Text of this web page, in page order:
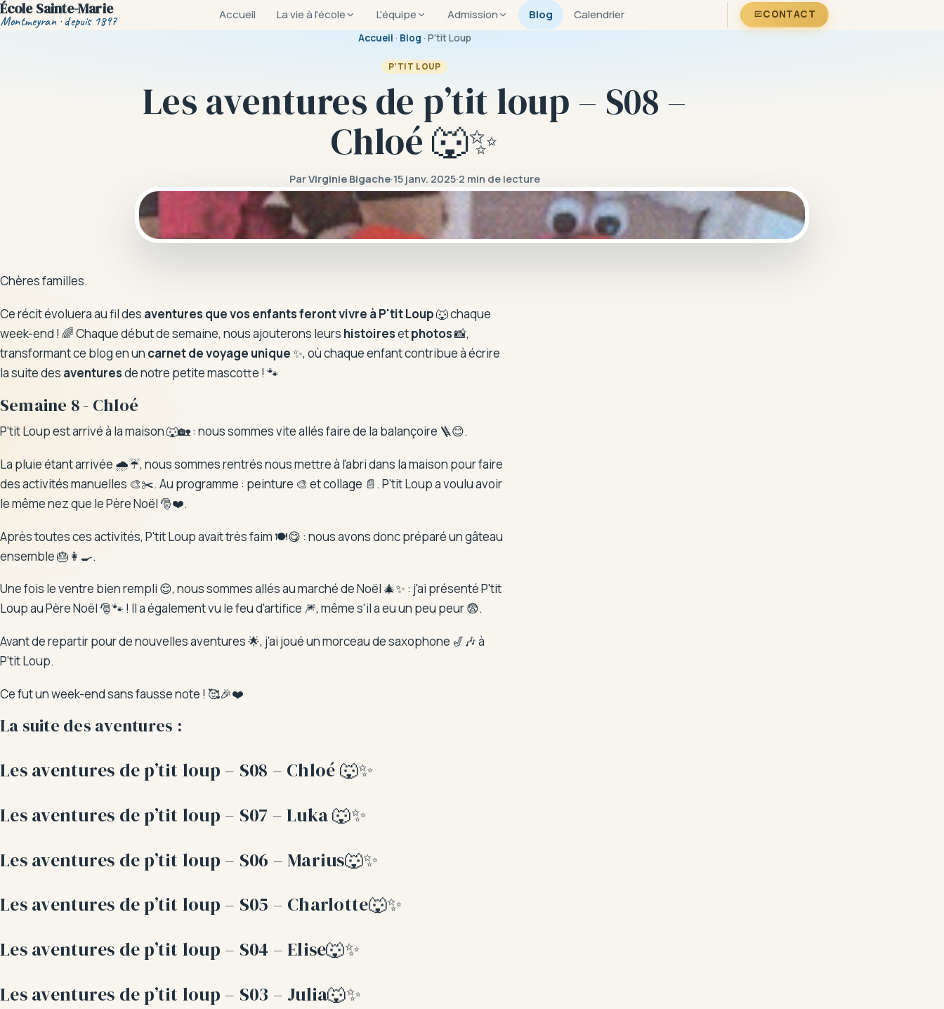
École Sainte-Marie
Montmeyran · depuis 1897 Accueil La vie à l'école L'équipe Admission Blog Calendrier
CONTACT
Accueil · Blog · P'tit Loup
P'TIT LOUP
Les aventures de p’tit loup – S08 –
Chloé 🐺✨
ParVirginie Bigache·15 janv. 2025·2 min de lecture
Chères familles.
Ce récit évoluera au fil des aventures que vos enfants feront vivre à P'tit Loup🐺 chaque
week-end ! 🌈 Chaque début de semaine, nous ajouterons leurs histoiresetphotos📸,
transformant ce blog en un carnet de voyage unique✨, où chaque enfant contribue à écrire
la suite des aventuresde notre petite mascotte ! 🐾
Semaine 8 - Chloé
P'tit Loup est arrivé à la maison 🐺🏡 : nous sommes vite allés faire de la balançoire 🪜😊.
La pluie étant arrivée 🌧️☔, nous sommes rentrés nous mettre à l'abri dans la maison pour faire
des activités manuelles 🎨✂️. Au programme : peinture 🎨 et collage 📄. P'tit Loup a voulu avoir
le même nez que le Père Noël 🎅❤️.
Après toutes ces activités, P'tit Loup avait très faim 🍽️😋 : nous avons donc préparé un gâteau
ensemble 🎂👩‍🍳.
Une fois le ventre bien rempli 😌, nous sommes allés au marché de Noël 🎄✨ : j'ai présenté P'tit
Loup au Père Noël 🎅🐾 ! Il a également vu le feu d'artifice 🎆, même s'il a eu un peu peur 😨.
Avant de repartir pour de nouvelles aventures 🌟, j'ai joué un morceau de saxophone 🎷🎶 à
P'tit Loup.
Ce fut un week-end sans fausse note ! 🥰🎉❤️
La suite des aventures :
Les aventures de p’tit loup – S08 – Chloé 🐺✨
Les aventures de p’tit loup – S07 – Luka 🐺✨
Les aventures de p’tit loup – S06 – Marius🐺✨
Les aventures de p’tit loup – S05 – Charlotte🐺✨
Les aventures de p’tit loup – S04 – Elise🐺✨
Les aventures de p’tit loup – S03 – Julia🐺✨